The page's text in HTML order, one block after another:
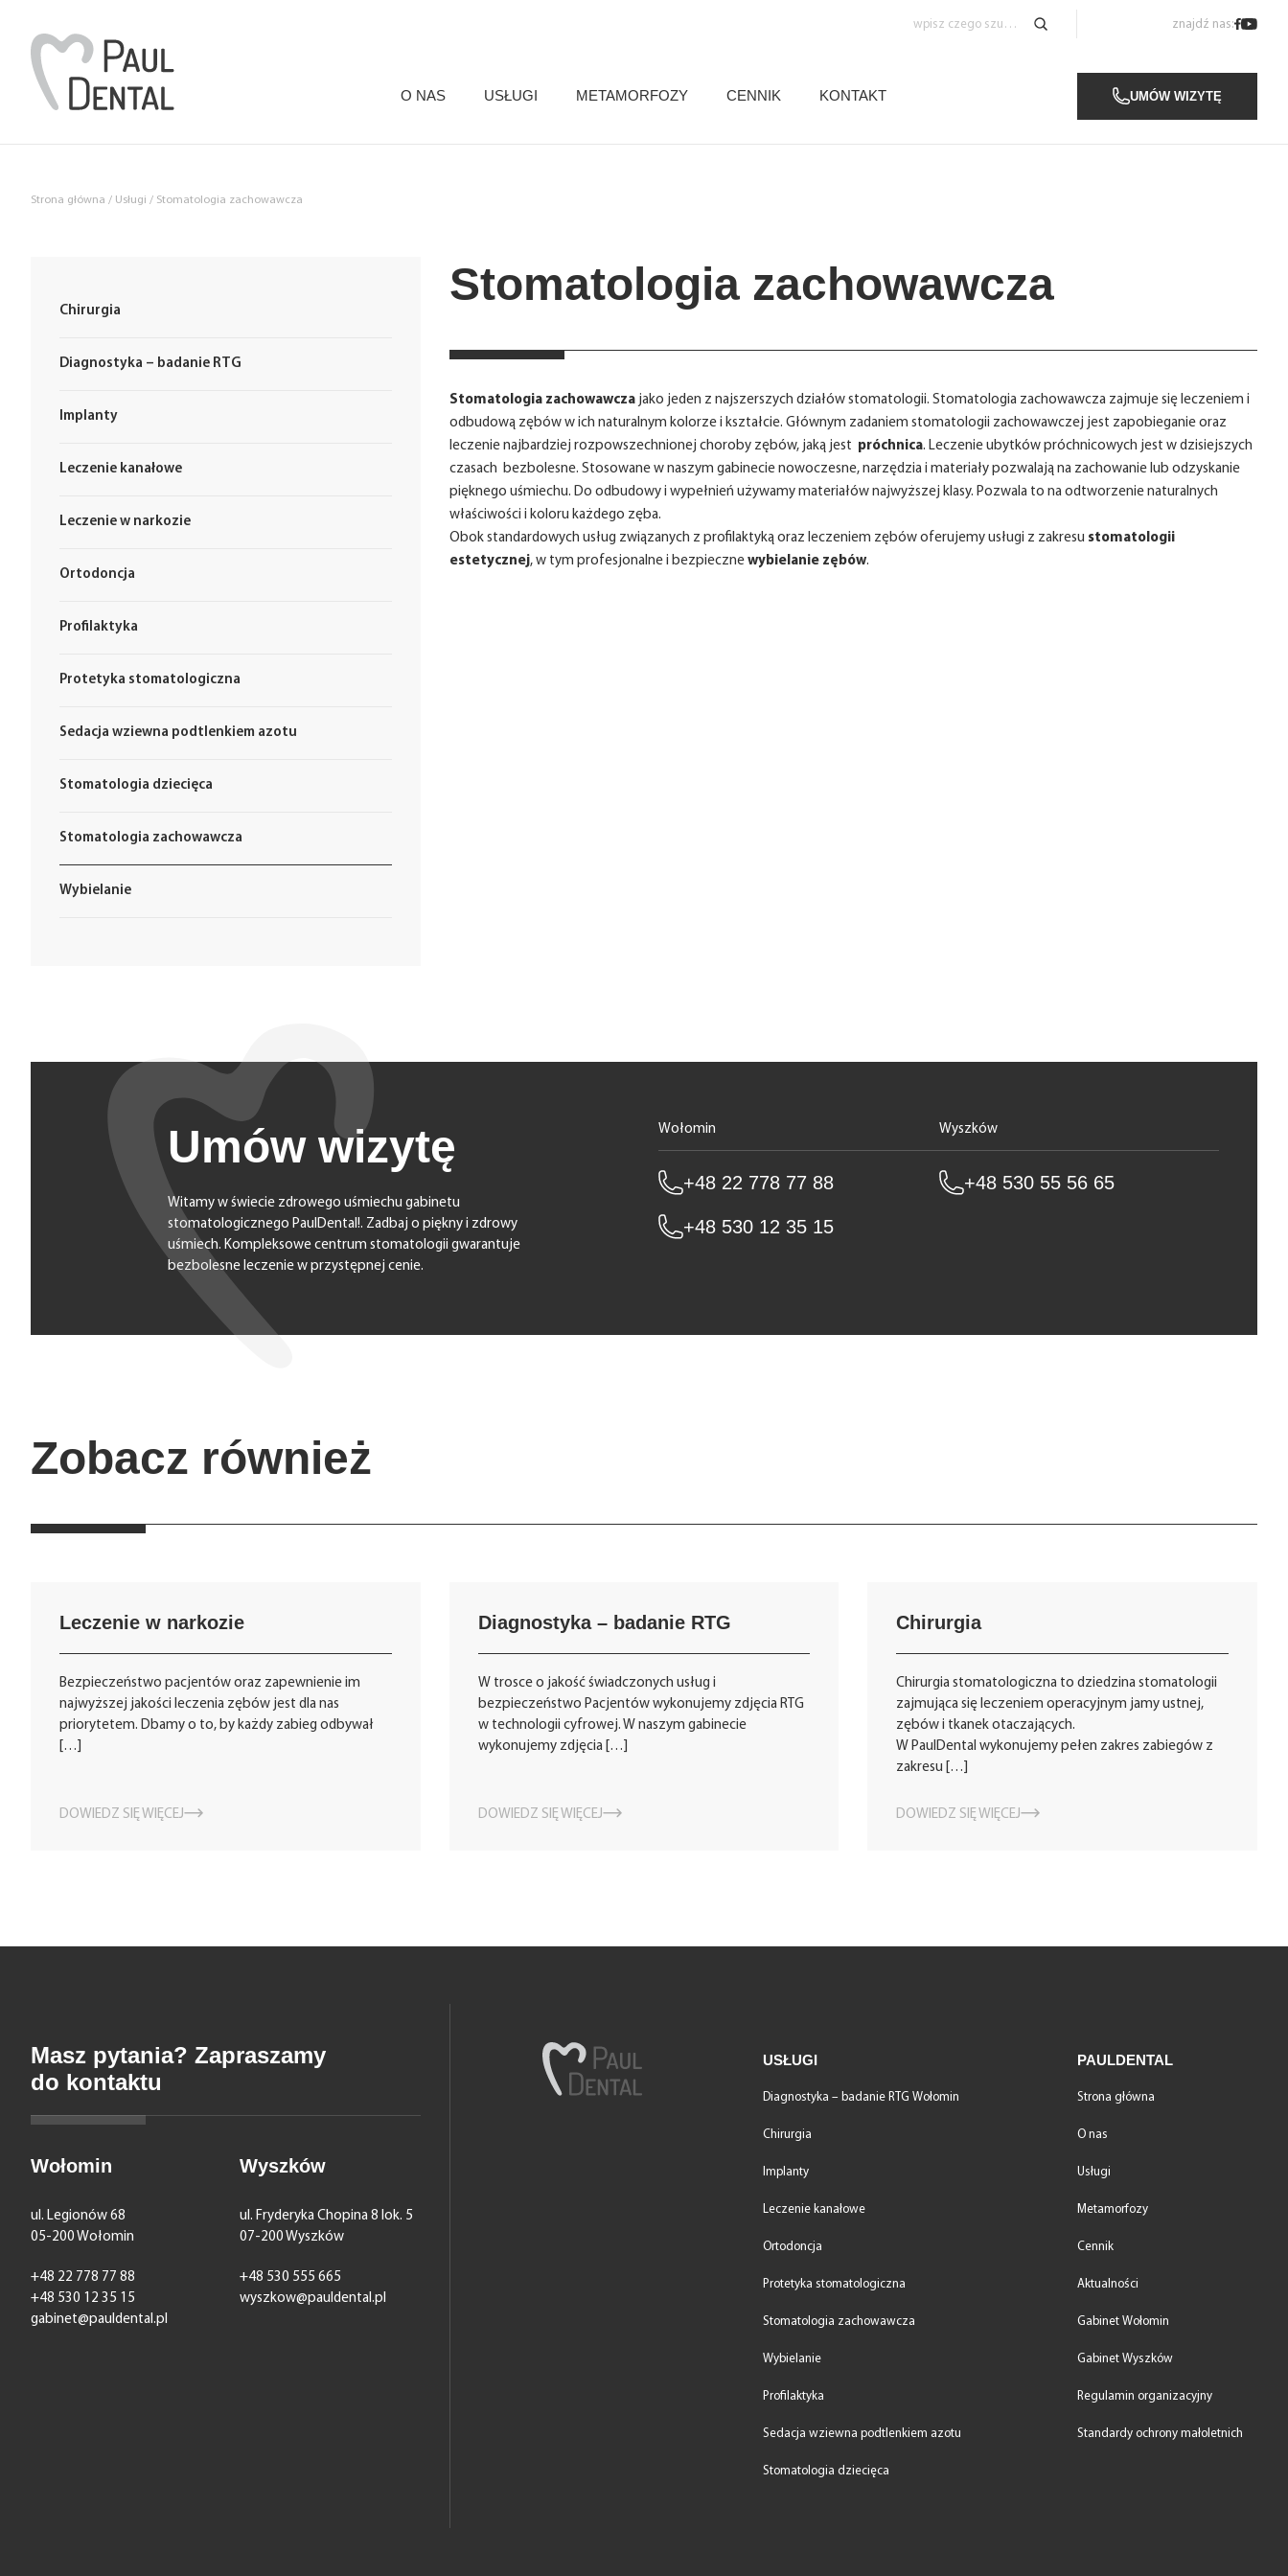
znajdź nas:
O NAS USŁUGI METAMORFOZY CENNIK KONTAKT UMÓW WIZYTĘ
Strona główna / Usługi / Stomatologia zachowawcza
Chirurgia
Diagnostyka – badanie RTG
Implanty
Leczenie kanałowe
Leczenie w narkozie
Ortodoncja
Profilaktyka
Protetyka stomatologiczna
Sedacja wziewna podtlenkiem azotu
Stomatologia dziecięca
Stomatologia zachowawcza
Wybielanie
Stomatologia zachowawcza
Stomatologia zachowawczajako jeden z najszerszych działów stomatologii. Stomatologia zachowawcza zajmuje się leczeniem i
odbudową zębów w ich naturalnym kolorze i kształcie. Głównym zadaniem stomatologii zachowawczej jest zapobieganie oraz
leczenie najbardziej rozpowszechnionej choroby zębów, jaką jest próchnica. Leczenie ubytków próchnicowych jest w dzisiejszych
czasach bezbolesne. Stosowane w naszym gabinecie nowoczesne, narzędzia i materiały pozwalają na zachowanie lub odzyskanie
pięknego uśmiechu. Do odbudowy i wypełnień używamy materiałów najwyższej klasy. Pozwala to na odtworzenie naturalnych
właściwości i koloru każdego zęba.
Obok standardowych usług związanych z profilaktyką oraz leczeniem zębów oferujemy usługi z zakresu stomatologii
estetycznej, w tym profesjonalne i bezpieczne wybielanie zębów.
Umów wizytę
Witamy w świecie zdrowego uśmiechu gabinetu
stomatologicznego PaulDental!. Zadbaj o piękny i zdrowy
uśmiech. Kompleksowe centrum stomatologii gwarantuje
bezbolesne leczenie w przystępnej cenie.
Wołomin
+48 22 778 77 88
+48 530 12 35 15
Wyszków
+48 530 55 56 65
Zobacz również
Leczenie w narkozie
Bezpieczeństwo pacjentów oraz zapewnienie im
najwyższej jakości leczenia zębów jest dla nas
priorytetem. Dbamy o to, by każdy zabieg odbywał
[…]
DOWIEDZ SIĘ WIĘCEJ
Diagnostyka – badanie RTG
W trosce o jakość świadczonych usług i
bezpieczeństwo Pacjentów wykonujemy zdjęcia RTG
w technologii cyfrowej. W naszym gabinecie
wykonujemy zdjęcia […]
DOWIEDZ SIĘ WIĘCEJ
Chirurgia
Chirurgia stomatologiczna to dziedzina stomatologii
zajmująca się leczeniem operacyjnym jamy ustnej,
zębów i tkanek otaczających.
W PaulDental wykonujemy pełen zakres zabiegów z
zakresu […]
DOWIEDZ SIĘ WIĘCEJ
Masz pytania? Zapraszamy
do kontaktu
Wołomin
ul. Legionów 68
05-200 Wołomin
+48 22 778 77 88
+48 530 12 35 15
gabinet@pauldental.pl
Wyszków
ul. Fryderyka Chopina 8 lok. 5
07-200 Wyszków
+48 530 555 665
wyszkow@pauldental.pl
USŁUGI
Diagnostyka – badanie RTG Wołomin
Chirurgia
Implanty
Leczenie kanałowe
Ortodoncja
Protetyka stomatologiczna
Stomatologia zachowawcza
Wybielanie
Profilaktyka
Sedacja wziewna podtlenkiem azotu
Stomatologia dziecięca
PAULDENTAL
Strona główna
O nas
Usługi
Metamorfozy
Cennik
Aktualności
Gabinet Wołomin
Gabinet Wyszków
Regulamin organizacyjny
Standardy ochrony małoletnich